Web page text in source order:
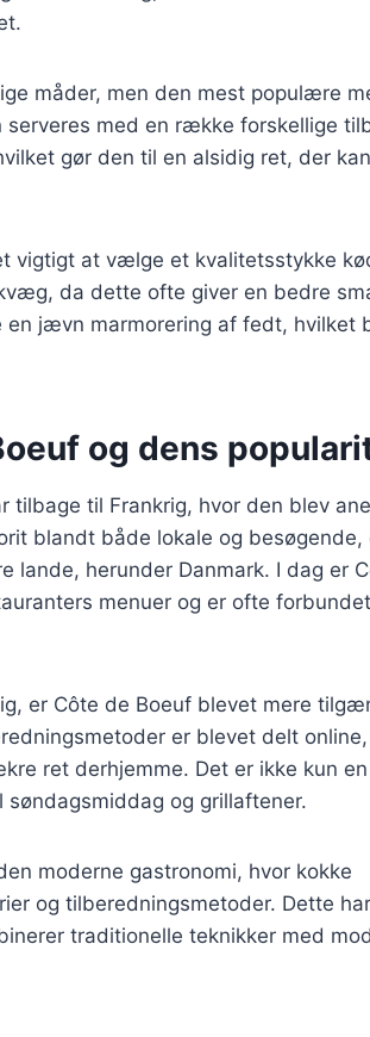
måder, men den mest populære
med en række forskellige
gør den til en alsidig ret, der
vigtigt at vælge et kvalitetsstykke
da dette ofte giver en bedre
en jævn marmorering af fedt, hvilket
og dens
tilbage til Frankrig, hvor den blev
blandt både lokale og besøgende,
lande, herunder Danmark. I dag er
menuer og er ofte
er Côte de Boeuf blevet mere
er blevet delt
ret derhjemme. Det er ikke kun
og grillaftener.
moderne gastronomi, hvor kokke
og tilberedningsmetoder. Dette
traditionelle teknikker med